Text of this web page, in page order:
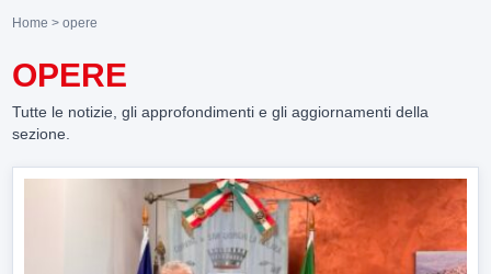
Home > opere
OPERE
Tutte le notizie, gli approfondimenti e gli aggiornamenti della
sezione.